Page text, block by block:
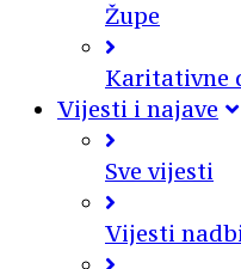
Župe
Karitativne
Vijesti i najave
Sve vijesti
Vijesti